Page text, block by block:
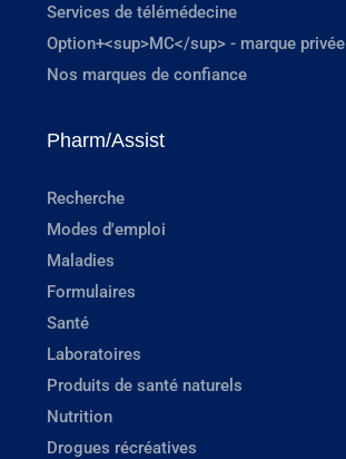
Services de télémédecine
Option+<sup>MC</sup> - marque privée
Nos marques de confiance
Pharm/Assist
Recherche
Modes d'emploi
Maladies
Formulaires
Santé
Laboratoires
Produits de santé naturels
Nutrition
Drogues récréatives